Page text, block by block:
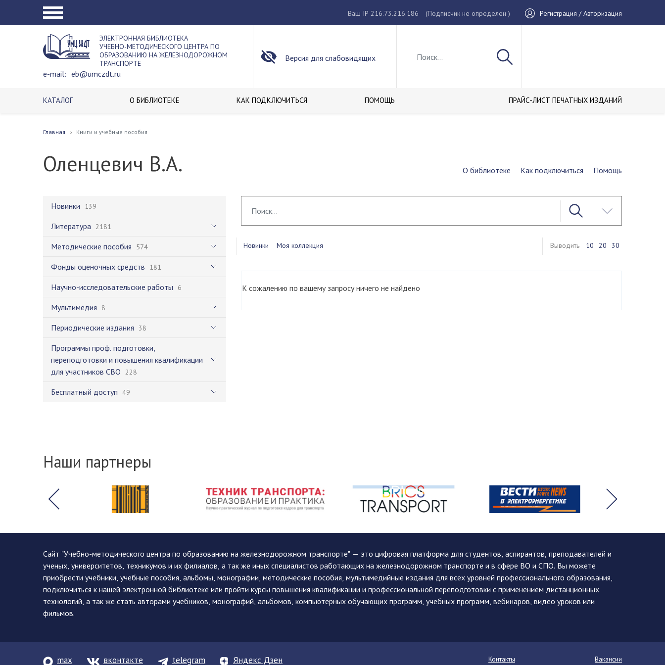
Ваш IP 216.73.216.186 (Подписчик не определен ) Регистрация / Авторизация
ЭЛЕКТРОННАЯ БИБЛИОТЕКА
УЧЕБНО-МЕТОДИЧЕСКОГО ЦЕНТРА ПО
ОБРАЗОВАНИЮ НА ЖЕЛЕЗНОДОРОЖНОМ
ТРАНСПОРТЕ
e-mail: eb@umczdt.ru
Версия для слабовидящих
КАТАЛОГ О БИБЛИОТЕКЕ КАК ПОДКЛЮЧИТЬСЯ ПОМОЩЬ ПРАЙС-ЛИСТ ПЕЧАТНЫХ ИЗДАНИЙ
Главная Книги и учебные пособия
Оленцевич В.А. О библиотеке Как подключиться Помощь
Новинки 139
Литература 2181
Методические пособия 574
Фонды оценочных средств 181
Научно-исследовательские работы 6
Мультимедия 8
Периодические издания 38
Программы проф. подготовки,
переподготовки и повышения квалификации
для участников СВО 228
Бесплатный доступ 49
Новинки Моя коллекция Выводить 10 20 30
К сожалению по вашему запросу ничего не найдено
Наши партнеры
Сайт "Учебно-методического центра по образованию на железнодорожном транспорте" — это цифровая платформа для студентов, аспирантов, преподавателей и
ученых, университетов, техникумов и их филиалов, а так же иных специалистов работающих на железнодорожном транспорте и в сфере ВО и СПО. Вы можете
приобрести учебники, учебные пособия, альбомы, монографии, методические пособия, мультимедийные издания для всех уровней профессионального образования,
подключиться к нашей электронной библиотеке или пройти курсы повышения квалификации и профессиональной переподготовки с применением дистанционных
технологий, а так же стать авторами учебников, монографий, альбомов, компьютерных обучающих программ, учебных программ, вебинаров, видео уроков или
фильмов.
max вконтакте telegram Яндекс Дзен Контакты Вакансии